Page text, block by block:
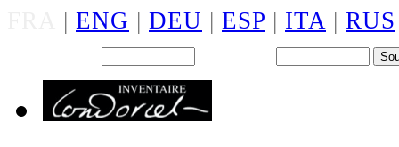
| ENG | DEU | ESP | ITA | RUS